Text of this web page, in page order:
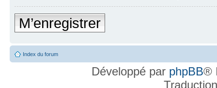
M’enregistrer
Index du forum
Développé par phpBB®